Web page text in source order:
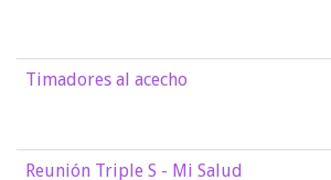
Timadores al acecho
Reunión Triple S - Mi Salud